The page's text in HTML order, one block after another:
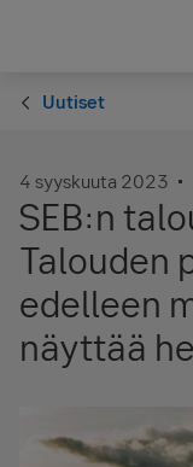
Uutiset
4 syyskuuta 2023
SEB:n
Talouden
edelleen
näyttää